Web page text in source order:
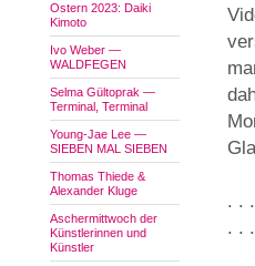
Ostern 2023: Daiki
Kimoto
Ivo Weber —
WALDFEGEN
Selma Gültoprak —
Terminal, Terminal
Young-Jae Lee —
SIEBEN MAL SIEBEN
Thomas Thiede &
Alexander Kluge
Aschermittwoch der
Künstlerinnen und
Künstler
. .
. .